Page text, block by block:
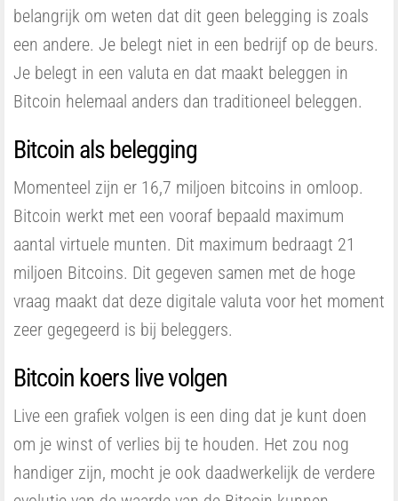
belangrijk om weten dat dit geen belegging is zoals
een andere. Je belegt niet in een bedrijf op de beurs.
Je belegt in een valuta en dat maakt beleggen in
Bitcoin helemaal anders dan traditioneel beleggen.
Bitcoin als belegging
Momenteel zijn er 16,7 miljoen bitcoins in omloop.
Bitcoin werkt met een vooraf bepaald maximum
aantal virtuele munten. Dit maximum bedraagt 21
miljoen Bitcoins. Dit gegeven samen met de hoge
vraag maakt dat deze digitale valuta voor het moment
zeer gegegeerd is bij beleggers.
Bitcoin koers live volgen
Live een grafiek volgen is een ding dat je kunt doen
om je winst of verlies bij te houden. Het zou nog
handiger zijn, mocht je ook daadwerkelijk de verdere